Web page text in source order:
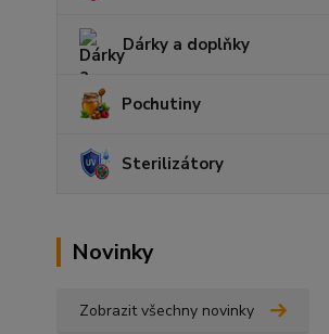
Dárky a doplňky
Pochutiny
Sterilizátory
Novinky
Zobrazit všechny novinky